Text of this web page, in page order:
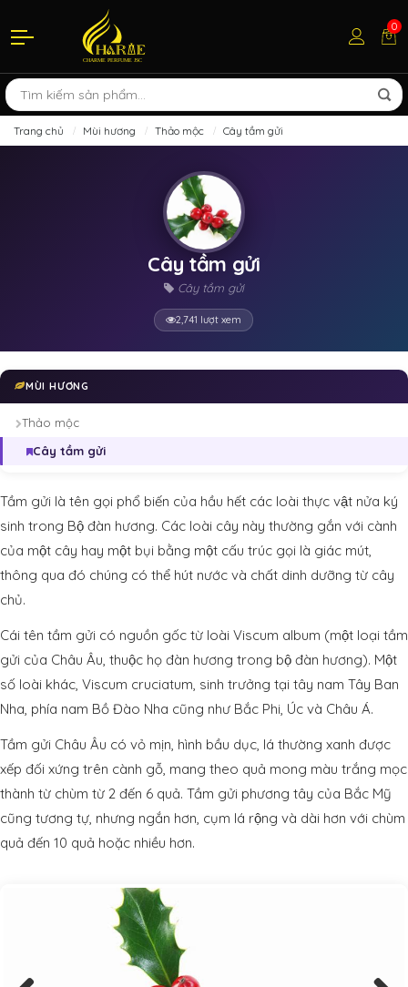
0
Trang chủ Mùi hương Thảo mộc Cây tầm gửi
Cây tầm gửi
Cây tầm gửi
2,741 lượt xem
MÙI HƯƠNG
Thảo mộc
Cây tầm gửi
Tầm gửi là tên gọi phổ biến của hầu hết các loài thực vật nửa ký
sinh trong Bộ đàn hương. Các loài cây này thường gắn với cành
của một cây hay một bụi bằng một cấu trúc gọi là giác mút,
thông qua đó chúng có thể hút nước và chất dinh dưỡng từ cây
chủ.
Cái tên tầm gửi có nguồn gốc từ loài Viscum album (một loại tầm
gửi của Châu Âu, thuộc họ đàn hương trong bộ đàn hương). Một
số loài khác, Viscum cruciatum, sinh trưởng tại tây nam Tây Ban
Nha, phía nam Bồ Đào Nha cũng như Bắc Phi, Úc và Châu Á.
Tầm gửi Châu Âu có vỏ mịn, hình bầu dục, lá thường xanh được
xếp đối xứng trên cành gỗ, mang theo quả mong màu trắng mọc
thành từ chùm từ 2 đến 6 quả. Tầm gửi phương tây của Bắc Mỹ
cũng tương tự, nhưng ngắn hơn, cụm lá rộng và dài hơn với chùm
quả đến 10 quả hoặc nhiều hơn.